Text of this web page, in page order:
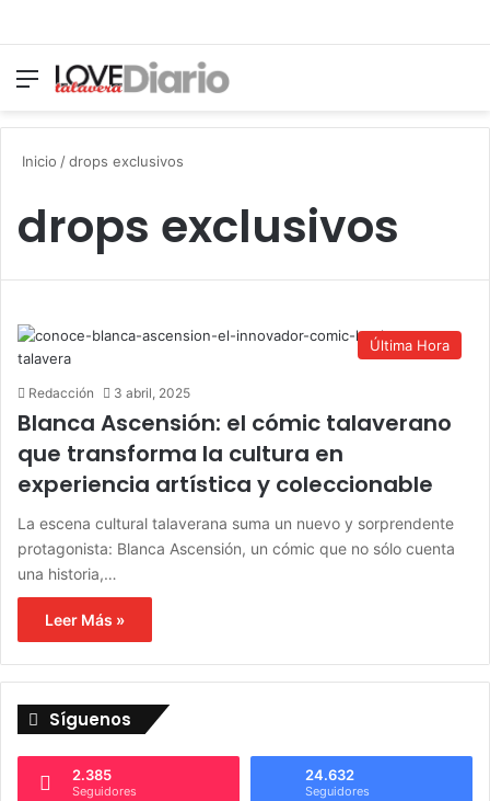
Menú
Inicio /drops exclusivos
drops exclusivos
Última Hora
Redacción 3 abril, 2025
Blanca Ascensión: el cómic talaverano
que transforma la cultura en
experiencia artística y coleccionable
La escena cultural talaverana suma un nuevo y sorprendente
protagonista: Blanca Ascensión, un cómic que no sólo cuenta
una historia,…
Leer Más »
Síguenos
2.385
Seguidores
24.632
Seguidores